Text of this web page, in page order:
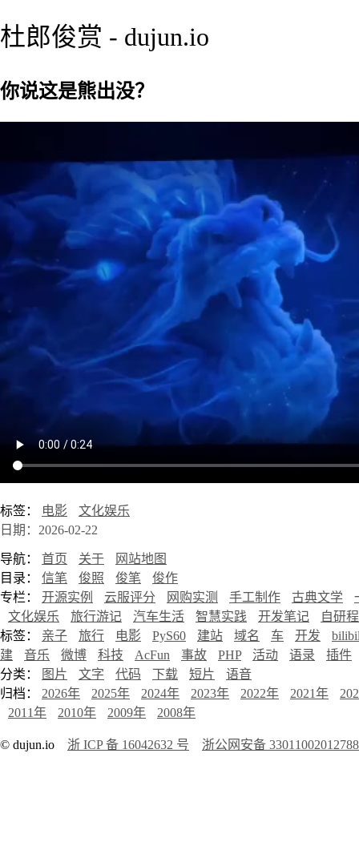
杜郎俊赏 - dujun.io
你说这是熊出没？
标签： 电影
文化娱乐
日期：2026-02-22
导航： 首页 关于
网站地图
目录： 信笔 俊照 俊笔
俊作
专栏： 开源实例 云服评分 网购实测 手工制作 古典文学
文化娱乐
旅行游记 汽车生活 智慧实践 开发笔记
自研
标签： 亲子 旅行 电影 PyS60 建站 域名 车 开发
建
音乐 微博 科技 AcFun 事故 PHP 活动 语录
插件
分类：
图片 文字 代码 下载 短片
语音
归档： 2026年 2025年 2024年 2023年 2022年 2021年
2011年
2010年 2009年 2008年
© dujun.io 浙 ICP 备 16042632 号 浙公网安备